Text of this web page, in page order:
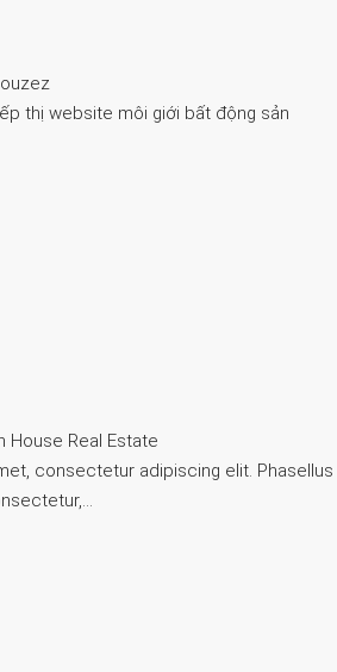
thị website môi giới bất động sản
House Real Estate
consectetur adipiscing elit. Phasellus